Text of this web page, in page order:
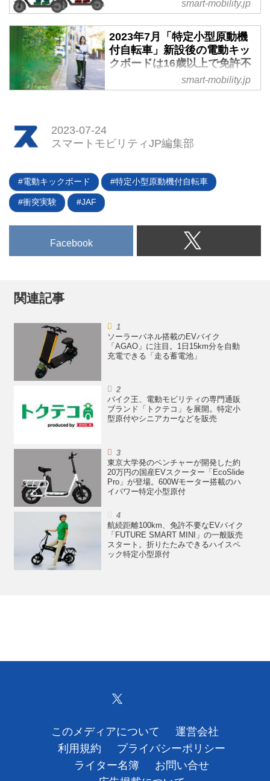
れる。これにより電動キックボー
とか、歩道走行もできるとか、改
正内容の一部を切り取った解釈を
されることがあるようだ。しか
し、これは大間違い。その内容を
正しく理解しないと交通違反を犯
smart-mobility.jp
2023年7月「特定小型原動機
付自転車」新設後の電動キッ
クボードは16歳以上で免許不
要、6km/h上限に一部の歩道
も走行可能に - スマートモビ
小型モビリティに関する法令が大
きく変わる。2023年7月1日から
の原動機付自転車（以下、原付）
と軽車両の間に、「特定小型原動
smart-mobility.jp
2023-07-24
スマートモビリティJP編集部
電動キックボード 特定小型原動機付自転車
衝突実験 JAF
Facebook
関連記事
ソーラーパネル搭載のEVバイク
「AGAO」に注目。1日15km分を自動
充電できる「走る蓄電池」
バイク王、電動モビリティの専門通販
ブランド「トクテコ」を展開。特定小
型原付やシニアカーなどを販売
東京大学発のベンチャーが開発した約
20万円の国産EVスクーター「EcoSlide
Pro」が登場。600Wモーター搭載のハ
イパワー特定小型原付
航続距離100km、免許不要なEVバイク
「FUTURE SMART MINI」の一般販売
スタート。折りたたみできるハイスペ
ック特定小型原付
このメディアについて
運営会社
利用規約
プライバシーポリシー
ライター名簿
お問い合せ